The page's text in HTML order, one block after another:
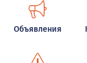
Объявления